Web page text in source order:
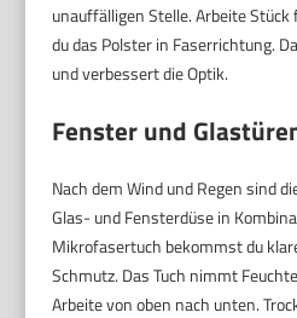
unauffälligen Stelle. Arbeite
du das Polster in Faserrichtung.
und verbessert die Optik.
Fenster und
Nach dem Wind und Regen sind
Glas- und Fensterdüse in
Mikrofasertuch bekommst du
Schmutz. Das Tuch nimmt
Arbeite von oben nach unten.